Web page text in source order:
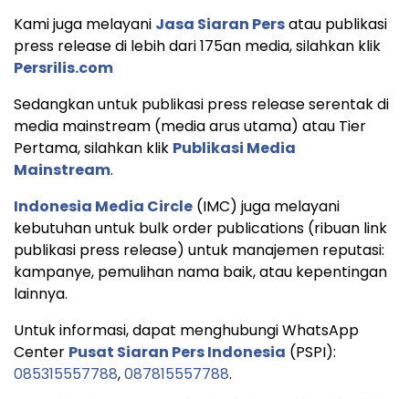
Kami juga melayani Jasa Siaran Persatau publikasi
press release di lebih dari 175an media, silahkan klik
Persrilis.com
Sedangkan untuk publikasi press release serentak di
media mainstream (media arus utama) atau Tier
Pertama, silahkan klik Publikasi Media
Mainstream.
Indonesia Media Circle (IMC) juga melayani
kebutuhan untuk bulk order publications (ribuan link
publikasi press release) untuk manajemen reputasi:
kampanye, pemulihan nama baik, atau kepentingan
lainnya.
Untuk informasi, dapat menghubungi WhatsApp
Center Pusat Siaran Pers Indonesia (PSPI):
085315557788,087815557788.